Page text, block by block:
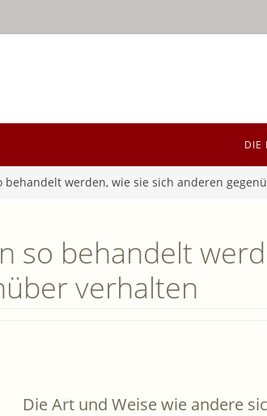
DIE
behandelt werden, wie sie sich anderen
so behandelt
verhalten
Die Art und Weise wie andere